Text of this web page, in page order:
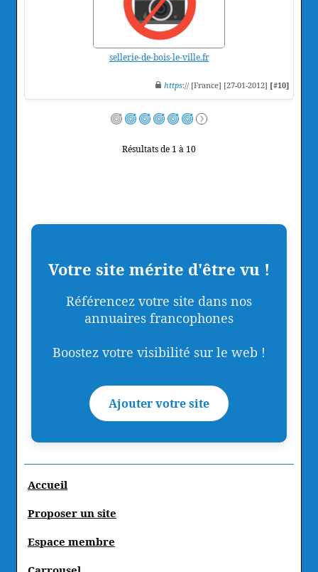
sellerie-de-bois-le-ville.fr
https:// [France] [27-01-2012] [#10]
Résultats de 1 à 10
Votre site mérite d'être vu !
Référencez votre site dans nos
annuaires francophones
Boostez votre visibilité sur le web !
Ajouter votre site
Accueil
Proposer un site
Espace membre